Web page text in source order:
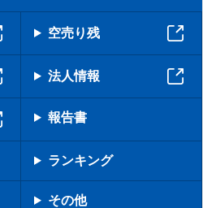
空売り残
法人情報
報告書
ランキング
その他